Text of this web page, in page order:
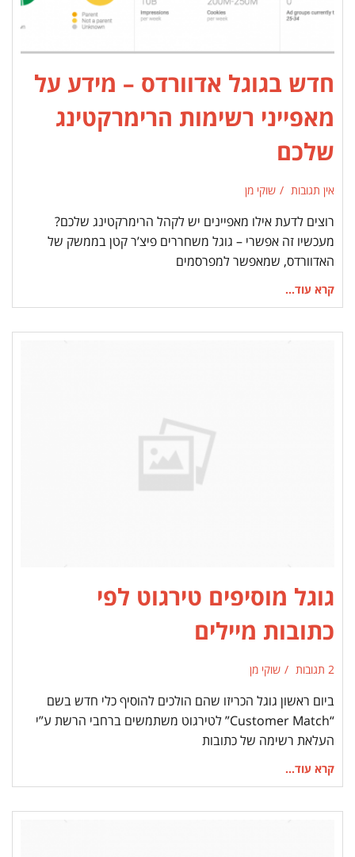
חדש בגוגל אדוורדס – מידע על
מאפייני רשימות הרימרקטינג
שלכם
אין תגובות שוקי מן
רוצים לדעת אילו מאפיינים יש לקהל הרימרקטינג שלכם?
מעכשיו זה אפשרי – גוגל משחררים פיצ’ר קטן בממשק של
האדוורדס, שמאפשר למפרסמים
קרא עוד...
גוגל מוסיפים טירגוט לפי
כתובות מיילים
2 תגובות שוקי מן
ביום ראשון גוגל הכריזו שהם הולכים להוסיף כלי חדש בשם
“Customer Match” לטירגוט משתמשים ברחבי הרשת ע”י
העלאת רשימה של כתובות
קרא עוד...